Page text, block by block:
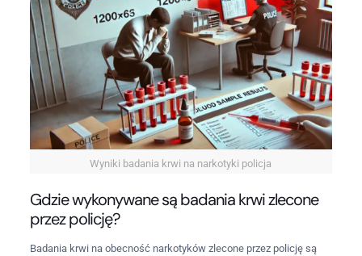
Wyniki badania krwi na narkotyki policja
Gdzie wykonywane są badania krwi zlecone
przez policję?
Badania krwi na obecność narkotyków zlecone przez policję są